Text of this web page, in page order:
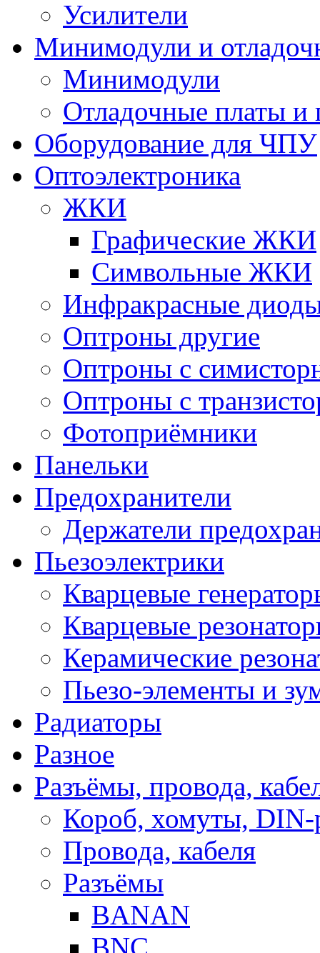
Усилители
Минимодули и
Минимодули
Отладочные платы и
Оборудование для ЧПУ
Оптоэлектроника
ЖКИ
Графические ЖКИ
Символьные ЖКИ
Инфракрасные
Оптроны другие
Оптроны с
Оптроны с
Фотоприёмники
Панельки
Предохранители
Держатели
Пьезоэлектрики
Кварцевые
Кварцевые
Керамические
Пьезо-элементы и
Радиаторы
Разное
Разъёмы, провода,
Короб, хомуты, DIN-
Провода, кабеля
Разъёмы
BANAN
BNC